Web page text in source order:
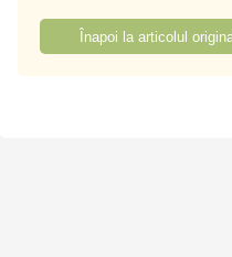
Înapoi la articolul